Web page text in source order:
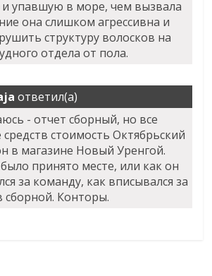
и упавшую в море, чем вызвала
она слишком агрессивна и
структуру волосков на
отдела от пола.
ответил(а)
- отчет сборный, но все
стоимость Октябрьский
в магазине Новый Уренгой.
принято месте, или как он
за команду, как вписывался за
сборной. Конторы.